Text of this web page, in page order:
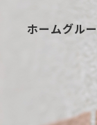
ホームグル